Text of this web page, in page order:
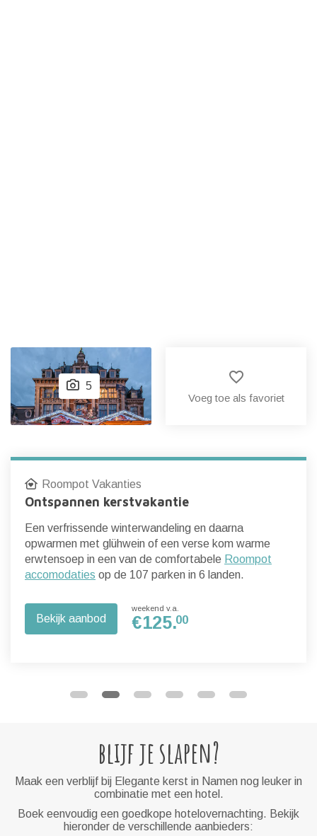
5
favorite_border
Voeg toe als favoriet
Roompot Vakanties
Ontspannen kerstvakantie
Een verfrissende winterwandeling en daarna
opwarmen met glühwein of een verse kom warme
erwtensoep in een van de comfortabele Roompot
accomodaties op de 107 parken in 6 landen.
Bekijk aanbod
weekend v.a.
€125.00
blijf je slapen?
Maak een verblijf bij Elegante kerst in Namen nog leuker in
combinatie met een hotel.
Boek eenvoudig een goedkope hotelovernachting. Bekijk
hieronder de verschillende aanbieders: